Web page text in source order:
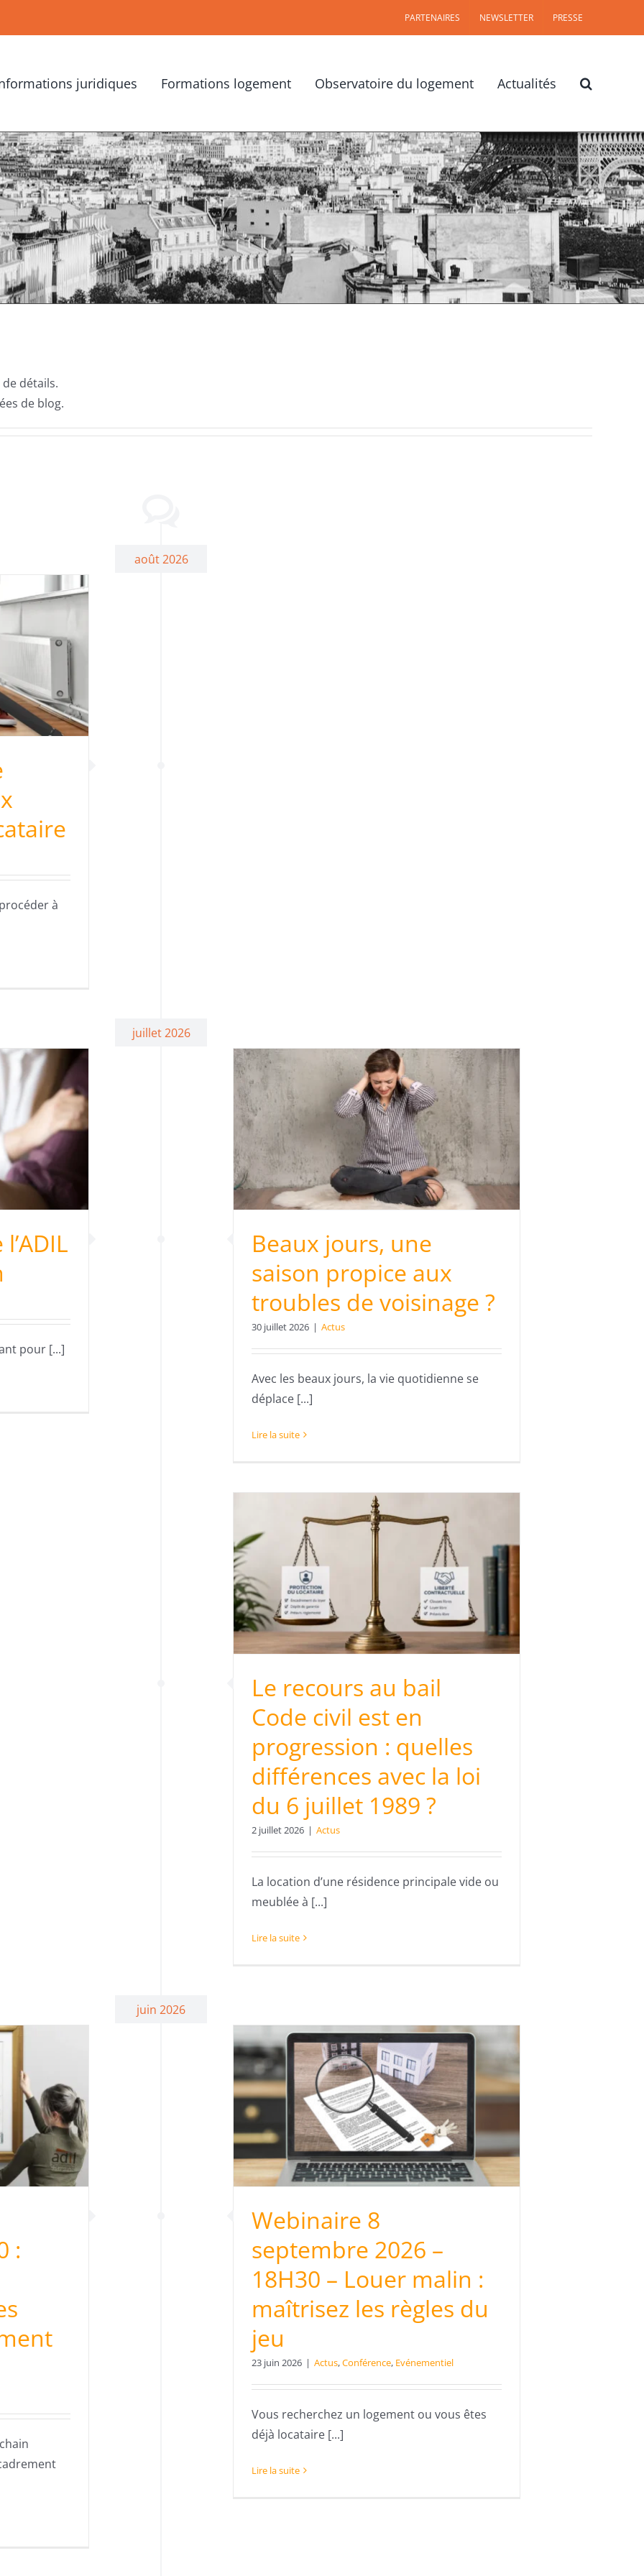
PARTENAIRES NEWSLETTER PRESSE
juridiques Formations logement Observatoire du logement Actualités
détails.
de blog.
août 2026
à
juillet 2026
jours, une saison
aux troubles de
voisinage ?
Beaux jours, une
saison propice aux
troubles de voisinage ?
30 juillet 2026 | Actus
Avec les beaux jours, la vie quotidienne se
déplace [...]
Lire la suite
pour [...]
Le recours au bail
Code civil est en
progression : quelles
différences avec la loi
du 6 juillet 1989 ?
2 juillet 2026 | Actus
La location d’une résidence principale vide ou
meublée à [...]
Lire la suite
juin 2026
:
8 septembre
– 18H30 – Louer
: maîtrisez les règles
du jeu
Actus Conférence
Webinaire 8
septembre 2026 –
18H30 – Louer malin :
maîtrisez les règles du
jeu
23 juin 2026 | Actus,Conférence, Evénementiel
Vous recherchez un logement ou vous êtes
déjà locataire [...]
Lire la suite